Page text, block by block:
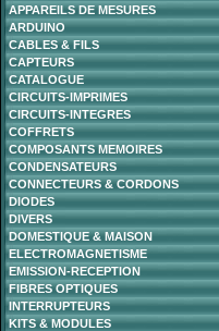
APPAREILS DE MESURES
ARDUINO
CABLES & FILS
CAPTEURS
CATALOGUE
CIRCUITS-IMPRIMES
CIRCUITS-INTEGRES
COFFRETS
COMPOSANTS MEMOIRES
CONDENSATEURS
CONNECTEURS & CORDONS
DIODES
DIVERS
DOMESTIQUE & MAISON
ELECTROMAGNETISME
EMISSION-RECEPTION
FIBRES OPTIQUES
INTERRUPTEURS
KITS & MODULES